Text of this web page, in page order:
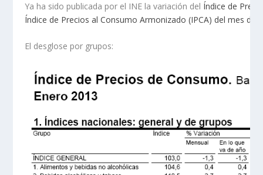
Ya ha sido publicada por el INE la variación del Índice de
Índice de Precios al Consumo Armonizado (IPCA) del mes de
El desglose por grupos: